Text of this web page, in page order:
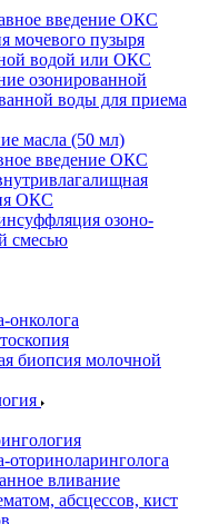
введение ОКС
мочевого пузыря
водой или ОКС
озонированной
воды для приема
масла (50 мл)
введение ОКС
ОКС
озоно-
смесью
онколога
биопсия молочной
оториноларинголога
вливание
абсцессов, кист